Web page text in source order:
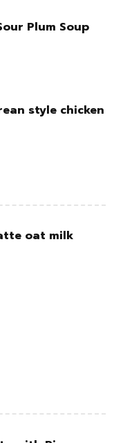
Plum Soup
style chicken
oat milk